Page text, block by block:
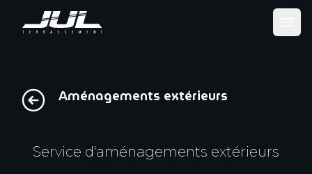
Aménagements extérieurs
Service d'aménagements extérieurs